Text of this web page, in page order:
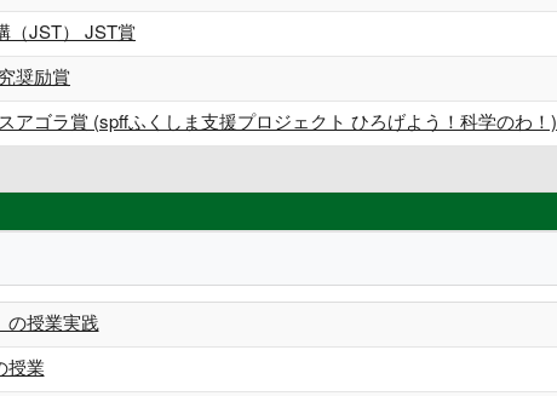
（JST） JST賞
奨励賞
アゴラ賞 (spffふくしま支援プロジェクト ひろげよう！科学のわ！)
の授業実践
授業